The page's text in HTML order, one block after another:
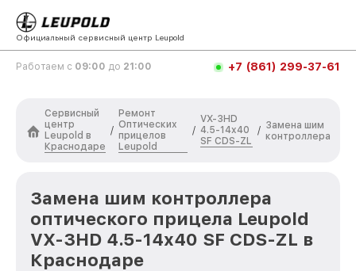
Официальный сервисный центр Leupold
Работаем с 09:00 до 21:00 +7 (861) 299-37-61
Сервисный
центр
Leupold в
Краснодаре
/
Ремонт
Оптических
прицелов
Leupold
/
VX-3HD
4.5-14x40
SF CDS-ZL
/ Замена шим
контроллера
Замена шим контроллера
оптического прицела Leupold
VX-3HD 4.5-14x40 SF CDS-ZL в
Краснодаре